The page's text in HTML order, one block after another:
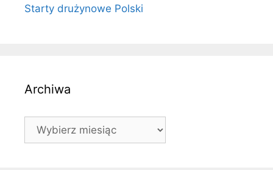
Starty drużynowe Polski
Archiwa
Archiwa